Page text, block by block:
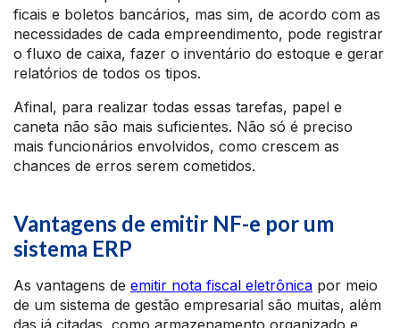
ficais e boletos bancários, mas sim, de acordo com as
necessidades de cada empreendimento, pode registrar
o fluxo de caixa, fazer o inventário do estoque e gerar
relatórios de todos os tipos.
Afinal, para realizar todas essas tarefas, papel e
caneta não são mais suficientes. Não só é preciso
mais funcionários envolvidos, como crescem as
chances de erros serem cometidos.
Vantagens de emitir NF-e por um
sistema ERP
As vantagens de emitir nota fiscal eletrônica por meio
de um sistema de gestão empresarial são muitas, além
das já citadas, como armazenamento organizado e